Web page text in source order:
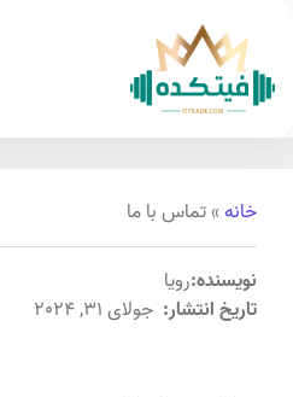
تماس با ما
رویا
انتشار: جولای 31, 2024